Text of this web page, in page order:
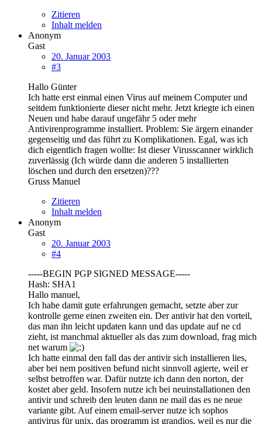
Zitieren
Inhalt melden
Anonym
Gast
20. Januar 2003
#3
Hallo Günter
Ich hatte erst einmal einen Virus auf meinem Computer und
seitdem funktionierte dieser nicht mehr. Jetzt kriegte ich einen
Neuen und habe darauf ungefähr 5 oder mehr
Antivirenprogramme installiert. Problem: Sie ärgern einander
gegenseitig und das führt zu Komplikationen. Egal, was ich
dich eigentlich fragen wollte: Ist dieser Virusscanner wirklich
zuverlässig (Ich würde dann die anderen 5 installierten
löschen und durch den ersetzen)???
Gruss Manuel
Zitieren
Inhalt melden
Anonym
Gast
20. Januar 2003
#4
-----BEGIN PGP SIGNED MESSAGE-----
Hash: SHA1
Hallo manuel,
Ich habe damit gute erfahrungen gemacht, setzte aber zur
kontrolle gerne einen zweiten ein. Der antivir hat den vorteil,
das man ihn leicht updaten kann und das update auf ne cd
zieht, ist manchmal aktueller als das zum download, frag mich
net warum
Ich hatte einmal den fall das der antivir sich installieren lies,
aber bei nem positiven befund nicht sinnvoll agierte, weil er
selbst betroffen war. Dafür nutzte ich dann den norton, der
kostet aber geld. Insofern nutze ich bei neuinstallationen den
antivir und schreib den leuten dann ne mail das es ne neue
variante gibt. Auf einem email-server nutze ich sophos
antivirus für unix, das programm ist grandios, weil es nur die